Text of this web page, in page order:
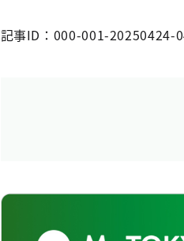
記事ID：000-001-20250424-